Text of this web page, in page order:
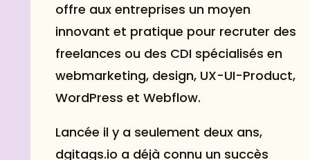
offre aux entreprises un moyen
innovant et pratique pour recruter des
freelances ou des CDI spécialisés en
webmarketing, design, UX-UI-Product,
WordPress et Webflow.
Lancée il y a seulement deux ans,
dgitags.io a déjà connu un succès